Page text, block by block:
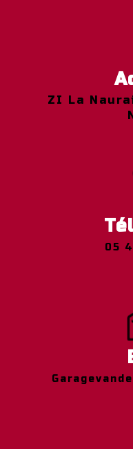
ZI La Naurais Bachaud, 86530
05